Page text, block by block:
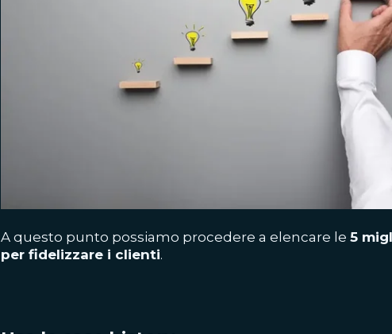
A questo punto possiamo procedere a elencare le 5
per fidelizzare i clienti.